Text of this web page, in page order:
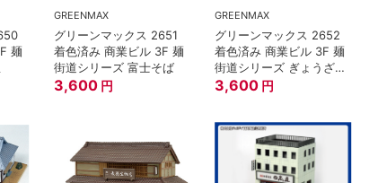
麺
GREENMAX
グリーンマックス 2651
着色済み 商業ビル 3F 麺
街道シリーズ 富士そば
3,600 円
GREENMAX
グリーンマックス 2652
着色済み 商業ビル 3F 麺
街道シリーズ ぎょうざの
満洲
3,600 円